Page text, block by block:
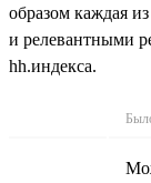
образом каждая
и релевантными
hh.индекса.